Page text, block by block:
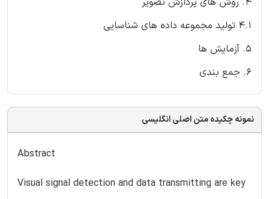
4.1 تولید مجموعه داده های شناسایی
5. آزمایش ها
6. جمع بندی
نمونه چکیده متن اصلی انگلیسی
Abstract
Visual signal detection and data transmitting are key